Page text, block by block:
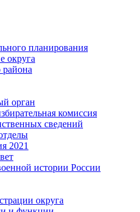
планирования
округа
орган
комиссия
сведений
2021
истории России
округа